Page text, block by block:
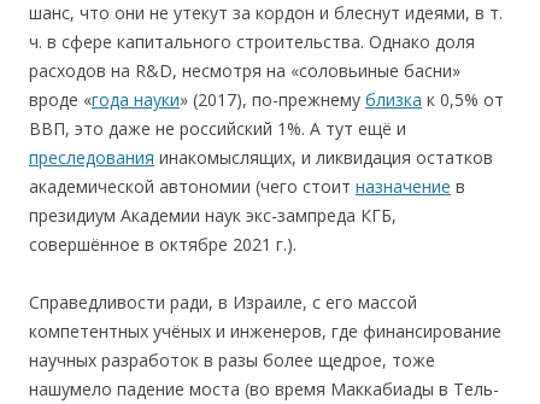
шанс, что они не утекут за кордон и блеснут идеями, в т.
ч. в сфере капитального строительства. Однако доля
расходов на R&D, несмотря на «соловьиные басни»
вроде «года науки» (2017), по-прежнему близка к 0,5% от
ВВП, это даже не российский 1%. А тут ещё и
преследования инакомыслящих, и ликвидация остатков
академической автономии (чего стоит назначение в
президиум Академии наук экс-зампреда КГБ,
совершённое в октябре 2021 г.).
Справедливости ради, в Израиле, с его массой
компетентных учёных и инженеров, где финансирование
научных разработок в разы более щедрое, тоже
нашумело падение моста (во время Маккабиады в Тель-